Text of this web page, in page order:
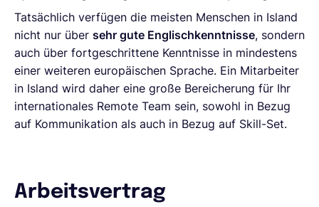
Tatsächlich verfügen die meisten Menschen in Island
nicht nur über sehr gute Englischkenntnisse, sondern
auch über fortgeschrittene Kenntnisse in mindestens
einer weiteren europäischen Sprache. Ein Mitarbeiter
in Island wird daher eine große Bereicherung für Ihr
internationales Remote Team sein, sowohl in Bezug
auf Kommunikation als auch in Bezug auf Skill-Set.
Arbeitsvertrag